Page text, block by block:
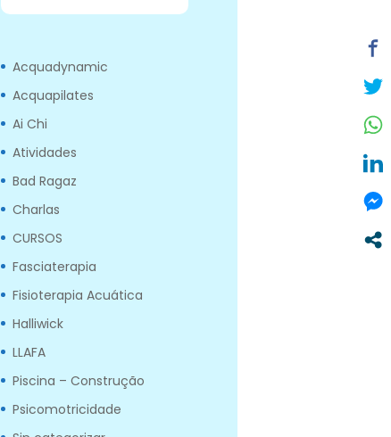
Acquadynamic
Acquapilates
Ai Chi
Atividades
Bad Ragaz
Charlas
CURSOS
Fasciaterapia
Fisioterapia Acuática
Halliwick
LLAFA
Piscina – Construção
Psicomotricidade